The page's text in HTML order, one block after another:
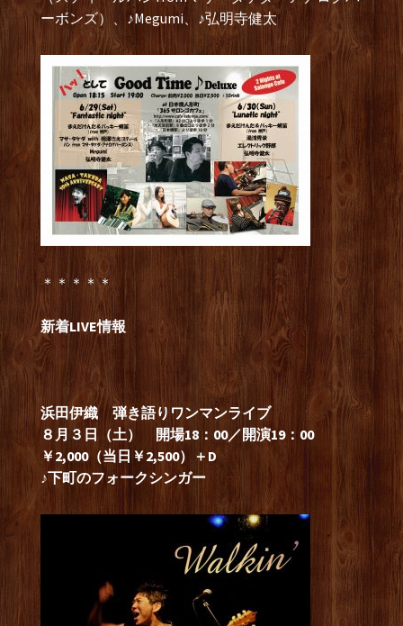
ーボンズ）、♪Megumi、♪弘明寺健太
＊＊＊＊＊
新着LIVE情報
浜田伊織 弾き語りワンマンライブ
８月３日（土） 開場18：00／開演19：00
￥2,000（当日￥2,500）＋D
♪下町のフォークシンガー